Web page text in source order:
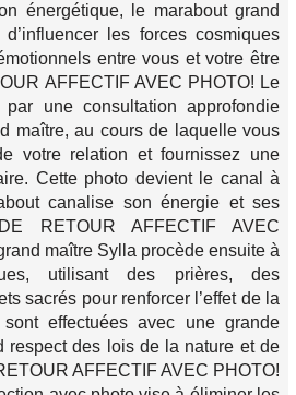
énergétique, le marabout grand
les forces cosmiques
entre vous et votre être
AFFECTIF AVEC PHOTO! Le
par une consultation approfondie
maître, au cours de laquelle vous
votre relation et fournissez une
Cette photo devient le canal à
canalise son énergie et ses
RETOUR AFFECTIF AVEC
maître Sylla procède ensuite à
utilisant des prières, des
sacrés pour renforcer l’effet de la
effectuées avec une grande
respect des lois de la nature et de
AFFECTIF AVEC PHOTO!